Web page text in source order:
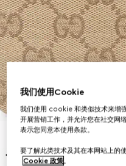
我们使用Cookie
我们使用 cookie 和类似技术来增
开展营销工作，并允许您在社交网
表示您同意本使用条款。
要了解此类技术及其在本网站上的
Cookie 政策。